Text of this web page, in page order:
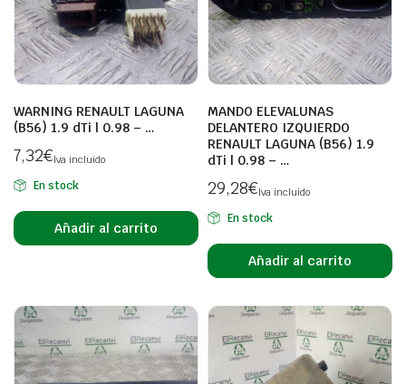
WARNING RENAULT LAGUNA
(B56) 1.9 dTi | 0.98 – …
7,32€Iva incluido
En stock
Añadir al carrito
MANDO ELEVALUNAS
DELANTERO IZQUIERDO
RENAULT LAGUNA (B56) 1.9
dTi | 0.98 – …
29,28€Iva incluido
En stock
Añadir al carrito